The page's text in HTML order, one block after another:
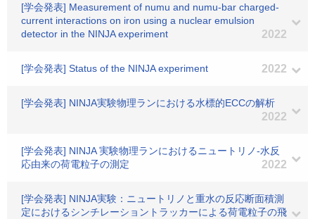
[学会発表] Measurement of numu and numu-bar charged-
current interactions on iron using a nuclear emulsion
detector in the NINJA experiment
2022
[学会発表] Status of the NINJA experiment 2022
[学会発表] NINJA実験物理ランにおける水標的ECCの解析
2022
[学会発表] NINJA 実験物理ランにおけるニュートリノ-水反
応由来の荷電粒子の測定
2022
[学会発表] NINJA実験：ニュートリノと重水の反応断面積測
定におけるシンチレーショントラッカーによる荷電粒子の飛